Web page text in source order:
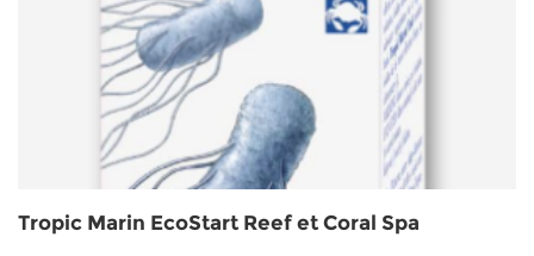
Tropic Marin EcoStart Reef et Coral Spa